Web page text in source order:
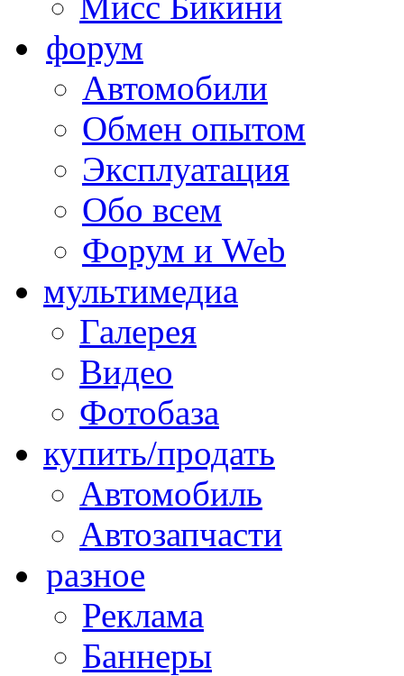
форум
Автомобили
Обмен опытом
Эксплуатация
Обо всем
Форум и Web
мультимедиа
Галерея
Видео
Фотобаза
купить/продать
Автомобиль
Автозапчасти
разное
Реклама
Баннеры